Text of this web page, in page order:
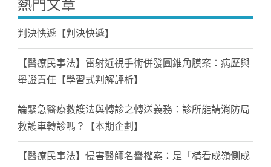
熱門文章
判決快遞【判決快遞】
【醫療民事法】雷射近視手術併發圓錐角膜案：病歷與
舉證責任【學習式判解評析】
論緊急醫療救護法與轉診之轉送義務：診所能請消防局
救護車轉診嗎？【本期企劃】
【醫療民事法】侵害醫師名譽權案：是「橫看成嶺側成